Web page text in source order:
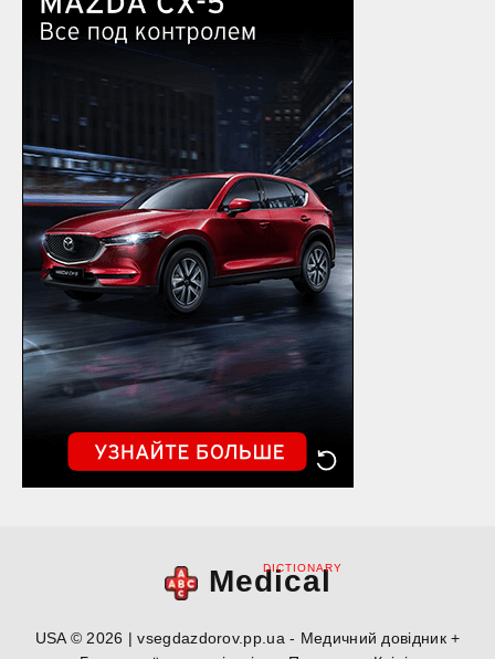
Medical
DICTIONARY
USA © 2026 | vsegdazdorov.pp.ua - Медичний довідник +